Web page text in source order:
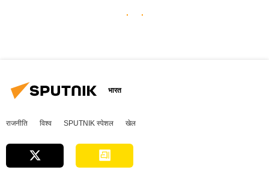
भारत
राजनीति विश्व SPUTNIK स्पेशल खेल